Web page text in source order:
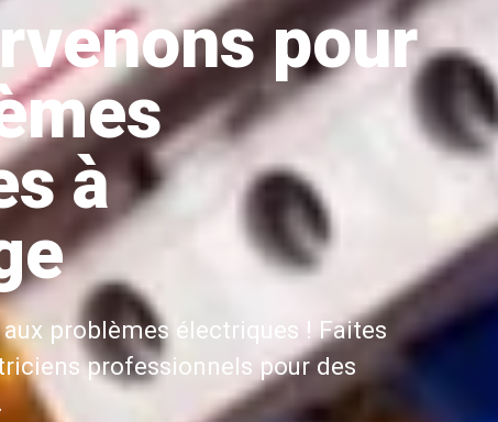
pour
à
problèmes électriques ! Faites
professionnels pour des